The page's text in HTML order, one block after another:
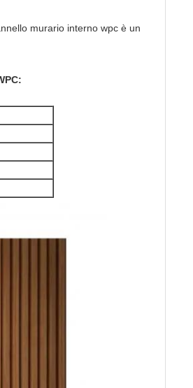
murario interno wpc è un
: